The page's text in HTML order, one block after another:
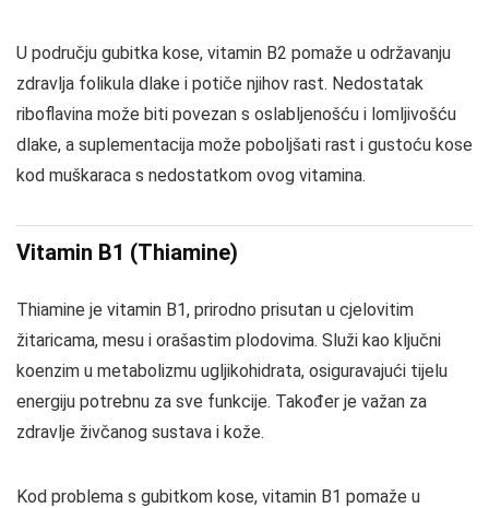
U području gubitka kose, vitamin B2 pomaže u održavanju
zdravlja folikula dlake i potiče njihov rast. Nedostatak
riboflavina može biti povezan s oslabljenošću i lomljivošću
dlake, a suplementacija može poboljšati rast i gustoću kose
kod muškaraca s nedostatkom ovog vitamina.
Vitamin B1 (Thiamine)
Thiamine je vitamin B1, prirodno prisutan u cjelovitim
žitaricama, mesu i orašastim plodovima. Služi kao ključni
koenzim u metabolizmu ugljikohidrata, osiguravajući tijelu
energiju potrebnu za sve funkcije. Također je važan za
zdravlje živčanog sustava i kože.
Kod problema s gubitkom kose, vitamin B1 pomaže u